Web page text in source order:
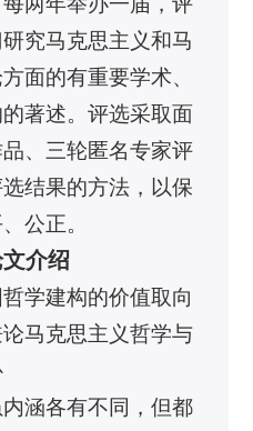
究马克思主义和马
面的有重要学术、
著述。评选采取面
、三轮匿名专家评
结果的方法，以保
公正。
介绍
学建构的价值取向
马克思主义哲学与
涵各有不同，但都